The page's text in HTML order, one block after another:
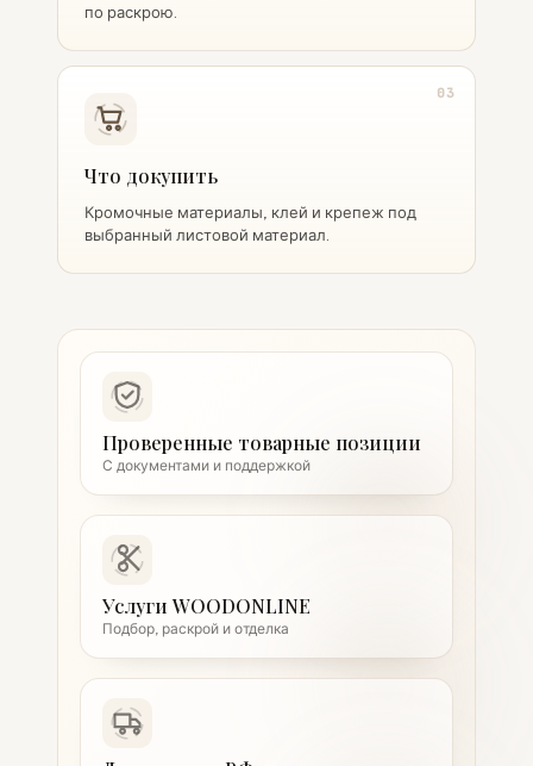
по раскрою.
03
Что докупить
Кромочные материалы, клей и крепеж под
выбранный листовой материал.
Проверенные товарные позиции
С документами и поддержкой
Услуги WOODONLINE
Подбор, раскрой и отделка